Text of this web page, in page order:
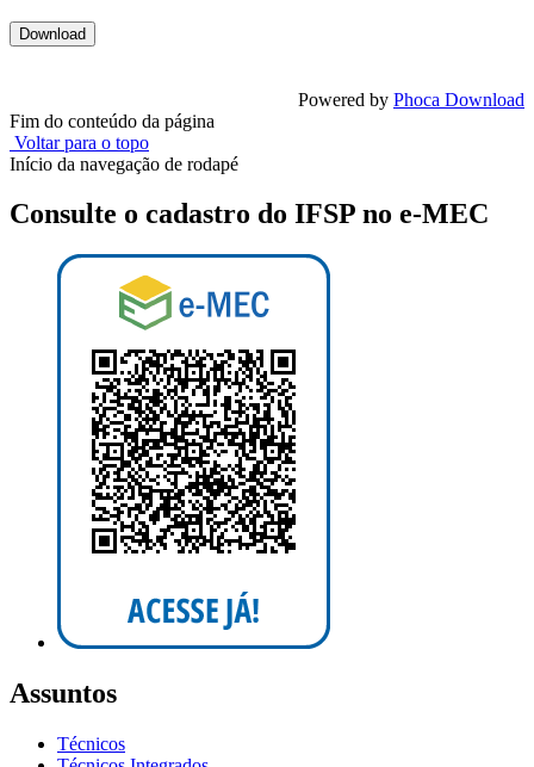
Powered by Phoca Download
Fim do conteúdo da página
Voltar para o topo
Início da navegação de rodapé
Consulte o cadastro do IFSP no e-MEC
Assuntos
Técnicos